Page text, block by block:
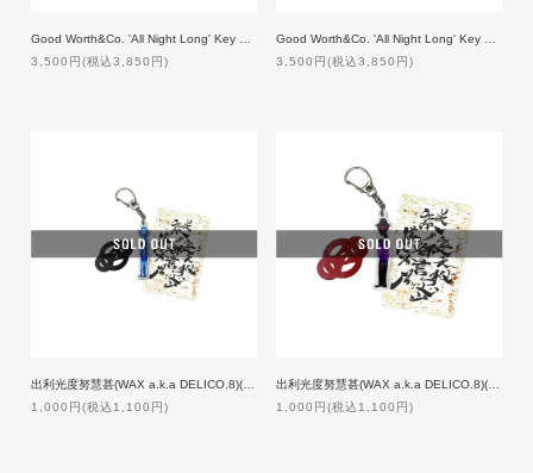
3,500円(税込3,850円)
3,500円(税込3,850円)
1,000円(税込1,100円)
1,000円(税込1,100円)